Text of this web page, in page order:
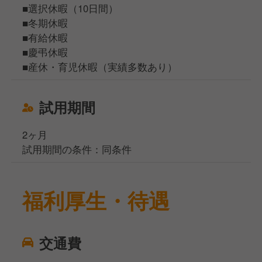
■選択休暇（10日間）
■冬期休暇
■有給休暇
■慶弔休暇
■産休・育児休暇（実績多数あり）
試用期間
2ヶ月
試用期間の条件：同条件
福利厚生・待遇
交通費